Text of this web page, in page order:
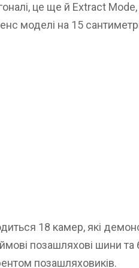
це ще й Extract
моделі на 15
18 камер, які
позашляхові шини та
позашляховиків.